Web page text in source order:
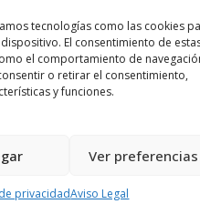
tecnologías como las cookies
El consentimiento de
el comportamiento de
o retirar el consentimiento,
y funciones.
Ver preferencias
privacidadAviso Legal
Siguiente noticia